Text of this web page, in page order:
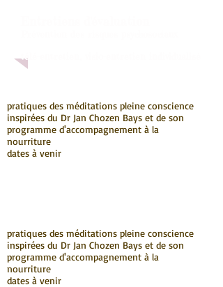
télé-entretien, visio-entretien individualisé
pratiques des méditations pleine conscience
inspirées du Dr Jan Chozen Bays et de son
programme d'accompagnement à la
nourriture
dates à venir
pratiques des méditations pleine conscience
inspirées du Dr Jan Chozen Bays et de son
programme d'accompagnement à la
nourriture
dates à venir